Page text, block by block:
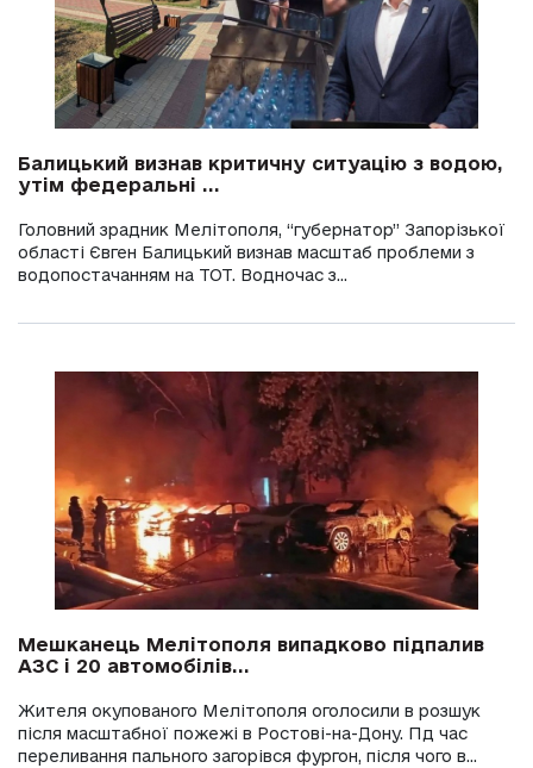
Балицький визнав критичну ситуацію з водою,
утім федеральні ...
Головний зрадник Мелітополя, “губернатор” Запорізької
області Євген Балицький визнав масштаб проблеми з
водопостачанням на ТОТ. Водночас з...
Мешканець Мелітополя випадково підпалив
АЗС і 20 автомобілів...
Жителя окупованого Мелітополя оголосили в розшук
після масштабної пожежі в Ростові-на-Дону. Пд час
переливання пального загорівся фургон, після чого в...